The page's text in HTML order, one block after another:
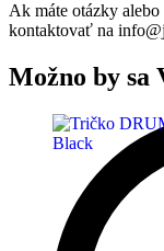
Ak máte otázky
kontaktovať na
Možno by